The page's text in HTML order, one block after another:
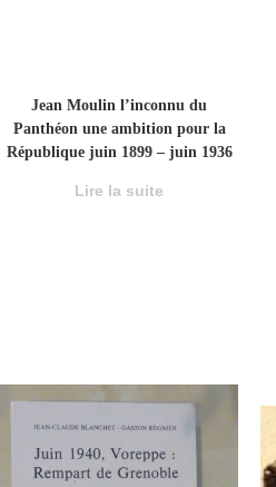
Jean Moulin l’inconnu du
Panthéon une ambition pour la
République juin 1899 – juin 1936
Lire la suite